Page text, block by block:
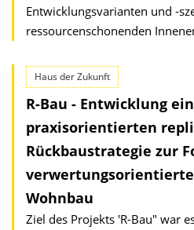
Entwicklungsvarianten und -
ressourcenschonenden
Haus der Zukunft
R-Bau - Entwicklung
praxisorientierten
Rückbaustrategie zur
Wohnbau
Ziel des Projekts 'R-Bau" war